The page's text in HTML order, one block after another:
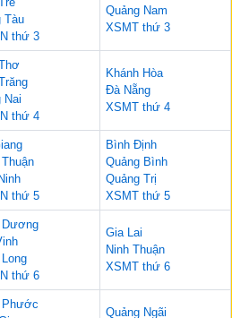
Tàu
thứ 3
Quảng Nam
XSMT thứ 3
Nai
thứ 4
Khánh Hòa
Đà Nẵng
XSMT thứ 4
thứ 5
Bình Định
Quảng Bình
Quảng Trị
XSMT thứ 5
Dương
thứ 6
Gia Lai
Ninh Thuận
XSMT thứ 6
Phước
Quảng Ngãi